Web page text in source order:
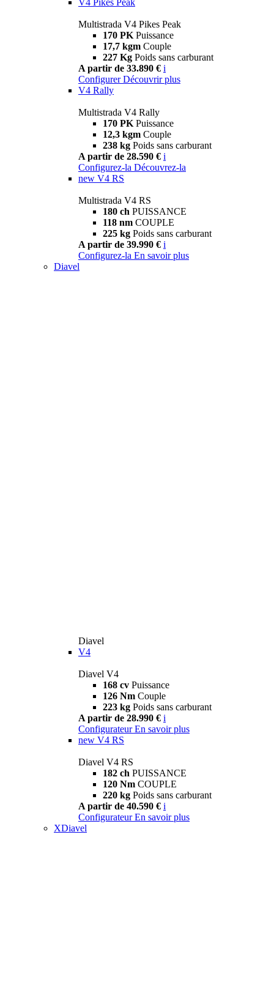
Multistrada V4 Pikes Peak
170 PK Puissance
17,7 kgm Couple
227 Kg Poids sans carburant
A partir de 33.890 € i
Configurer Découvrir plus
V4 Rally
Multistrada V4 Rally
170 PK Puissance
12,3 kgm Couple
238 kg Poids sans carburant
A partir de 28.590 € i
Configurez-la Découvrez-la
new V4 RS
Multistrada V4 RS
180 ch PUISSANCE
118 nm COUPLE
225 kg Poids sans carburant
A partir de 39.990 € i
Configurez-la En savoir plus
Diavel
Diavel
V4
Diavel V4
168 cv Puissance
126 Nm Couple
223 kg Poids sans carburant
A partir de 28.990 € i
Configurateur En savoir plus
new V4 RS
Diavel V4 RS
182 ch PUISSANCE
120 Nm COUPLE
220 kg Poids sans carburant
A partir de 40.590 € i
Configurateur En savoir plus
XDiavel